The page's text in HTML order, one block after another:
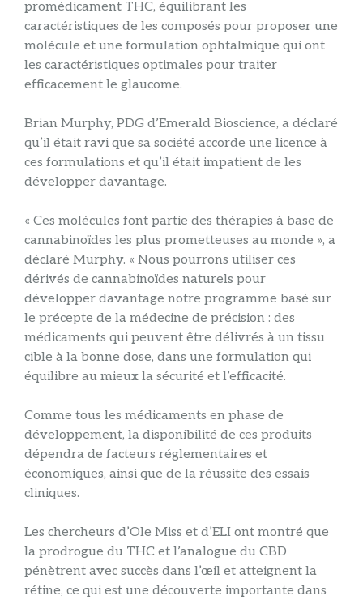
promédicament THC, équilibrant les
caractéristiques de les composés pour proposer une
molécule et une formulation ophtalmique qui ont
les caractéristiques optimales pour traiter
efficacement le glaucome.
Brian Murphy, PDG d’Emerald Bioscience, a déclaré
qu’il était ravi que sa société accorde une licence à
ces formulations et qu’il était impatient de les
développer davantage.
« Ces molécules font partie des thérapies à base de
cannabinoïdes les plus prometteuses au monde », a
déclaré Murphy. « Nous pourrons utiliser ces
dérivés de cannabinoïdes naturels pour
développer davantage notre programme basé sur
le précepte de la médecine de précision : des
médicaments qui peuvent être délivrés à un tissu
cible à la bonne dose, dans une formulation qui
équilibre au mieux la sécurité et l’efficacité.
Comme tous les médicaments en phase de
développement, la disponibilité de ces produits
dépendra de facteurs réglementaires et
économiques, ainsi que de la réussite des essais
cliniques.
Les chercheurs d’Ole Miss et d’ELI ont montré que
la prodrogue du THC et l’analogue du CBD
pénètrent avec succès dans l’œil et atteignent la
rétine, ce qui est une découverte importante dans